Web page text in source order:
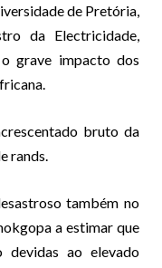
de Pretória,
da Electricidade,
grave impacto dos
bruto da
rands.
também no
a estimar que
ao elevado